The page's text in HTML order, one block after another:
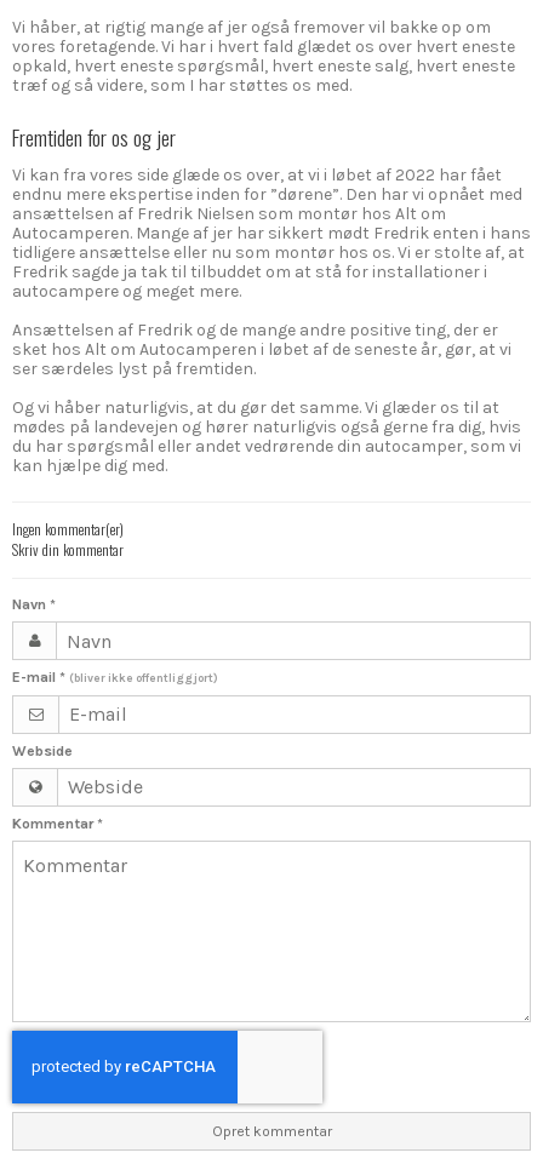
Vi håber, at rigtig mange af jer også fremover vil bakke op om
vores foretagende. Vi har i hvert fald glædet os over hvert eneste
opkald, hvert eneste spørgsmål, hvert eneste salg, hvert eneste
træf og så videre, som I har støttes os med.
Fremtiden for os og jer
Vi kan fra vores side glæde os over, at vi i løbet af 2022 har fået
endnu mere ekspertise inden for ”dørene”. Den har vi opnået med
ansættelsen af Fredrik Nielsen som montør hos Alt om
Autocamperen. Mange af jer har sikkert mødt Fredrik enten i hans
tidligere ansættelse eller nu som montør hos os. Vi er stolte af, at
Fredrik sagde ja tak til tilbuddet om at stå for installationer i
autocampere og meget mere.
Ansættelsen af Fredrik og de mange andre positive ting, der er
sket hos Alt om Autocamperen i løbet af de seneste år, gør, at vi
ser særdeles lyst på fremtiden.
Og vi håber naturligvis, at du gør det samme. Vi glæder os til at
mødes på landevejen og hører naturligvis også gerne fra dig, hvis
du har spørgsmål eller andet vedrørende din autocamper, som vi
kan hjælpe dig med.
Ingen kommentar(er)
Skriv din kommentar
Navn *
E-mail * (bliver ikke offentliggjort)
Webside
Kommentar*
Opret kommentar